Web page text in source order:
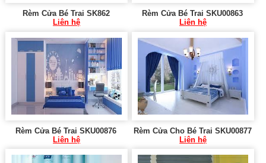
Rèm Cửa Bé Trai SK862
Liên hệ
Rèm Cửa Bé Trai SKU00863
Liên hệ
Rèm Cửa Bé Trai SKU00876
Liên hệ
Rèm Cửa Cho Bé Trai SKU00877
Liên hệ